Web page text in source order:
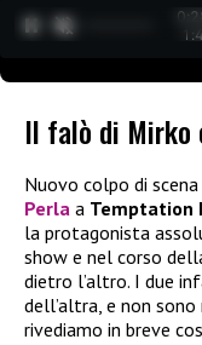
Il falò di Mirko
Nuovo colpo di
Perla a Temptation
la protagonista
show e nel corso
dietro l’altro. I due
dell’altra, e non
rivediamo in breve